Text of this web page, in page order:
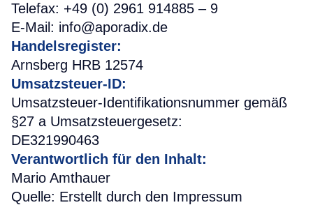
Telefax: +49 (0) 2961 914885 – 9
E-Mail: info@aporadix.de
Handelsregister:
Arnsberg HRB 12574
Umsatzsteuer-ID:
Umsatzsteuer-Identifikationsnummer gemäß
§27 a Umsatzsteuergesetz:
DE321990463
Verantwortlich für den Inhalt:
Mario Amthauer
Quelle: Erstellt durch den Impressum